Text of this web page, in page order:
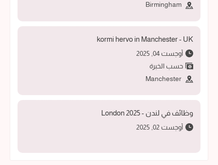
kormi hervo in Manchester - UK
أوجست 04, 2025
حسب الخبرة
وظائف في لندن - 2025 London
أوجست 02, 2025